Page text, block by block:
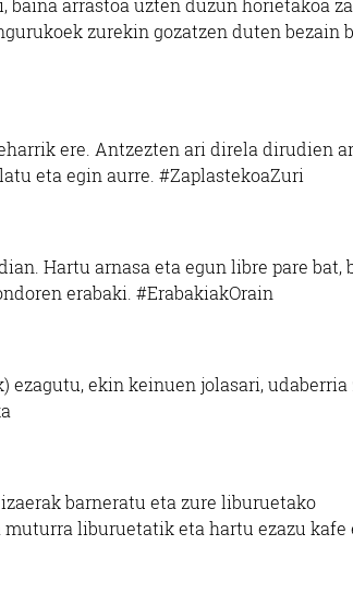
arrastoa uzten duzun horietakoa
zurekin gozatzen duten bezain
ere. Antzezten ari direla dirudien
eta egin aurre. #ZaplastekoaZuri
Hartu arnasa eta egun libre pare bat,
erabaki. #ErabakiakOrain
ezagutu, ekin keinuen jolasari, udaberria
barneratu eta zure liburuetako
liburuetatik eta hartu ezazu kafe